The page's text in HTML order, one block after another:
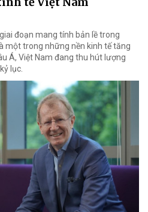
đoạn mang tính bản lề trong
một trong những nền kinh tế tăng
Á, Việt Nam đang thu hút lượng
lục.